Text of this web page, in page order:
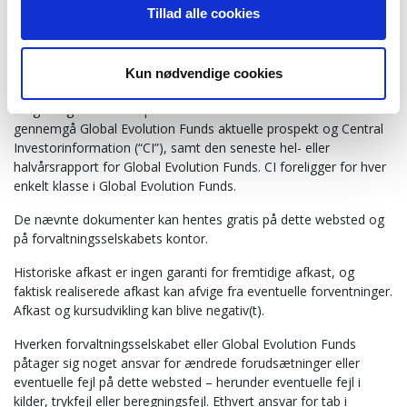
Tillad alle cookies
Kun nødvendige cookies
Denne hjemmeside er af informativ karakter og er ikke
rådgivning eller anbefaling om køb eller salg af andele i Global
Evolution Funds eller andre finansielle instrumenter. Alle
rådgivning. Desuden opfordres alle interesserede til at
gennemgå Global Evolution Funds aktuelle prospekt og Central
Investorinformation (“CI”), samt den seneste hel- eller
halvårsrapport for Global Evolution Funds. CI foreligger for hver
enkelt klasse i Global Evolution Funds.
De nævnte dokumenter kan hentes gratis på dette websted og
på forvaltningsselskabets kontor.
Historiske afkast er ingen garanti for fremtidige afkast, og
faktisk realiserede afkast kan afvige fra eventuelle forventninger.
Afkast og kursudvikling kan blive negativ(t).
Hverken forvaltningsselskabet eller Global Evolution Funds
påtager sig noget ansvar for ændrede forudsætninger eller
eventuelle fejl på dette websted – herunder eventuelle fejl i
kilder, trykfejl eller beregningsfejl. Ethvert ansvar for tab i